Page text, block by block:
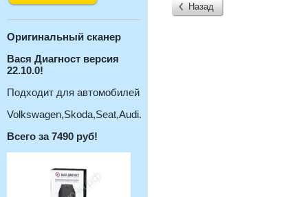
Оригинальный сканер
Вася Диагност версия
22.10.0!
Подходит для автомобилей
Volkswagen,Skoda,Seat,Audi.
Всего за 7490 руб!
Назад